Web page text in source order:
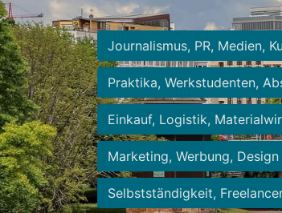
Journalismus, PR, Medien,
Praktika, Werkstudenten,
Einkauf, Logistik,
Marketing, Werbung, Design
Selbstständigkeit,